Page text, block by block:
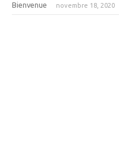
Bienvenue novembre 18, 2020